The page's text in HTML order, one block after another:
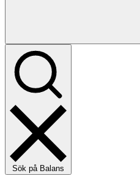
Sök på Balans